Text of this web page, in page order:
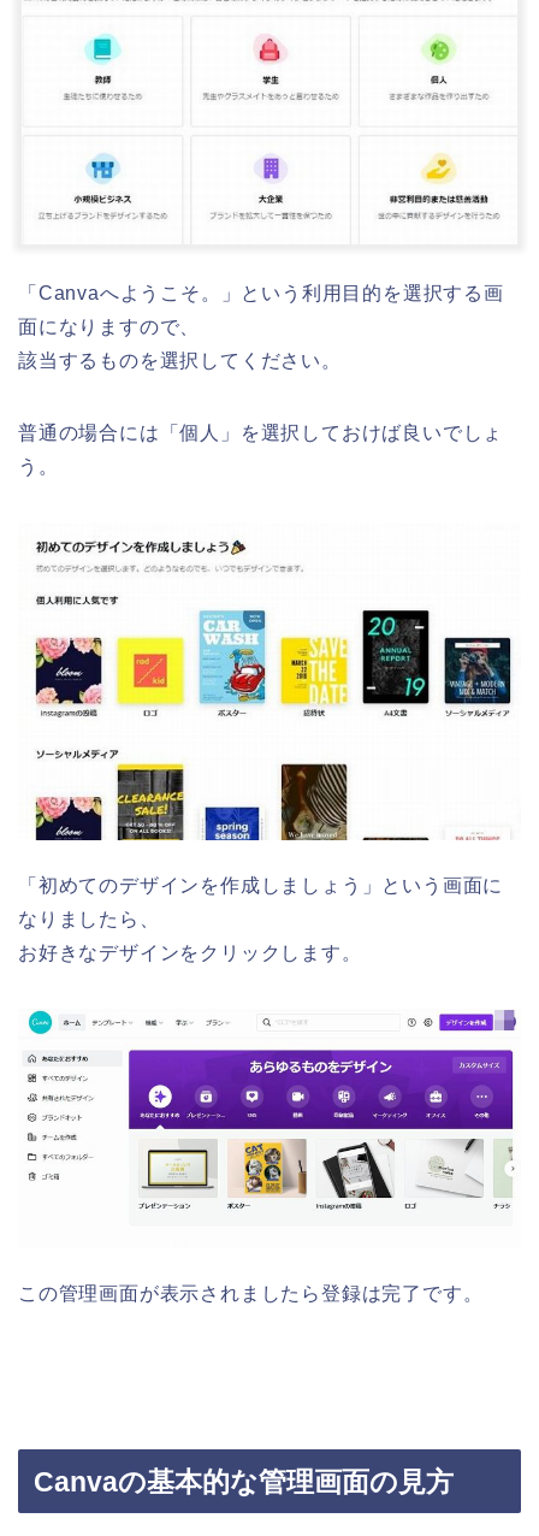
「Canvaへようこそ。」という利用目的を選択する画
面になりますので、
該当するものを選択してください。
普通の場合には「個人」を選択しておけば良いでしょ
う。
「初めてのデザインを作成しましょう」という画面に
なりましたら、
お好きなデザインをクリックします。
この管理画面が表示されましたら登録は完了です。
Canvaの基本的な管理画面の見方